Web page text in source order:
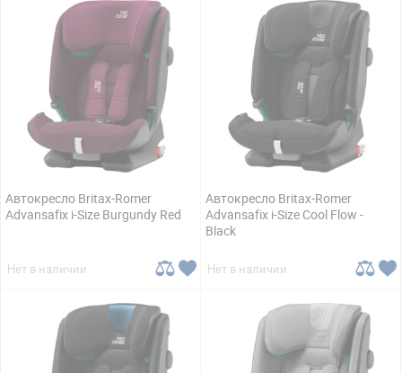
Автокресло Britax-Romer
Advansafix i-Size Burgundy Red
Нет в наличии
Автокресло Britax-Romer
Advansafix i-Size Cool Flow -
Black
Нет в наличии